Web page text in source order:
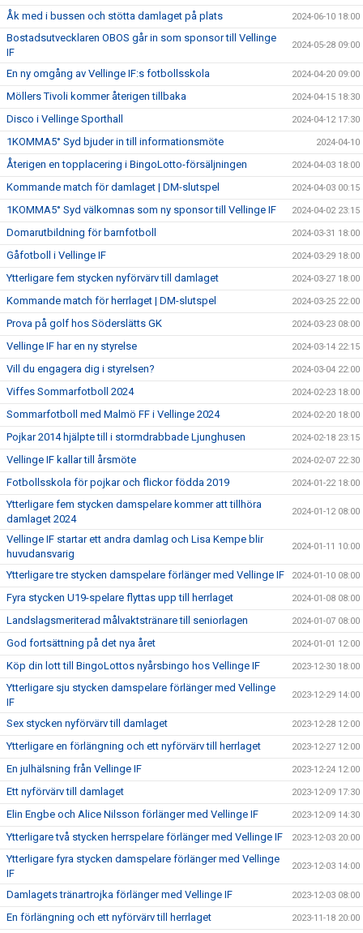
Åk med i bussen och stötta damlaget på plats 2024-06-10 18:00
Bostadsutvecklaren OBOS går in som sponsor till Vellinge
IF
2024-05-28 09:00
En ny omgång av Vellinge IF:s fotbollsskola 2024-04-20 09:00
Möllers Tivoli kommer återigen tillbaka 2024-04-15 18:30
Disco i Vellinge Sporthall 2024-04-12 17:30
1KOMMA5° Syd bjuder in till informationsmöte 2024-04-10
Återigen en topplacering i BingoLotto-försäljningen 2024-04-03 18:00
Kommande match för damlaget | DM-slutspel 2024-04-03 00:15
1KOMMA5° Syd välkomnas som ny sponsor till Vellinge IF 2024-04-02 23:15
Domarutbildning för barnfotboll 2024-03-31 18:00
Gåfotboll i Vellinge IF 2024-03-29 18:00
Ytterligare fem stycken nyförvärv till damlaget 2024-03-27 18:00
Kommande match för herrlaget | DM-slutspel 2024-03-25 22:00
Prova på golf hos Söderslätts GK 2024-03-23 08:00
Vellinge IF har en ny styrelse 2024-03-14 22:15
Vill du engagera dig i styrelsen? 2024-03-04 22:00
Viffes Sommarfotboll 2024 2024-02-23 18:00
Sommarfotboll med Malmö FF i Vellinge 2024 2024-02-20 18:00
Pojkar 2014 hjälpte till i stormdrabbade Ljunghusen 2024-02-18 23:15
Vellinge IF kallar till årsmöte 2024-02-07 22:30
Fotbollsskola för pojkar och flickor födda 2019 2024-01-22 18:00
Ytterligare fem stycken damspelare kommer att tillhöra
damlaget 2024
2024-01-12 08:00
Vellinge IF startar ett andra damlag och Lisa Kempe blir
huvudansvarig
2024-01-11 10:00
Ytterligare tre stycken damspelare förlänger med Vellinge IF 2024-01-10 08:00
Fyra stycken U19-spelare flyttas upp till herrlaget 2024-01-08 08:00
Landslagsmeriterad målvaktstränare till seniorlagen 2024-01-07 08:00
God fortsättning på det nya året 2024-01-01 12:00
Köp din lott till BingoLottos nyårsbingo hos Vellinge IF 2023-12-30 18:00
Ytterligare sju stycken damspelare förlänger med Vellinge
IF
2023-12-29 14:00
Sex stycken nyförvärv till damlaget 2023-12-28 12:00
Ytterligare en förlängning och ett nyförvärv till herrlaget 2023-12-27 12:00
En julhälsning från Vellinge IF 2023-12-24 12:00
Ett nyförvärv till damlaget 2023-12-09 17:30
Elin Engbe och Alice Nilsson förlänger med Vellinge IF 2023-12-09 14:30
Ytterligare två stycken herrspelare förlänger med Vellinge IF 2023-12-03 20:00
Ytterligare fyra stycken damspelare förlänger med Vellinge
IF
2023-12-03 14:00
Damlagets tränartrojka förlänger med Vellinge IF 2023-12-03 08:00
En förlängning och ett nyförvärv till herrlaget 2023-11-18 20:00